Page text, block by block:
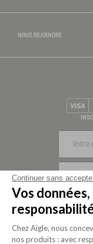
NOUS REJOINDRE
Visa
Continuer sans
Vos
Chez Aigle, nous
nos produits : avec